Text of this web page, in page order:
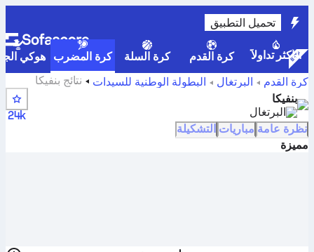
تحميل التطبيق
الأكثر تداولاً كرة القدم كرة السلة كرة المضرب
هوكي
كرة القدم
البرتغال البطولة الوطنية للسيدات
نتائج بنفيكا
والمواعيد والترتيب وإحصائيات اللاعب
بنفيكا
البرتغال
24k
نظرة عامة مباريات التشكيلة
مميزة